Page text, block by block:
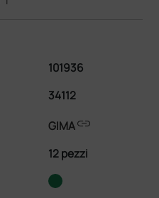
101936
34112
GIMAlink
12 pezzi